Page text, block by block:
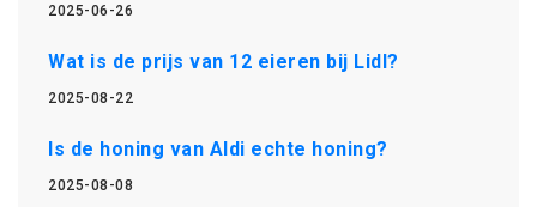
2025-06-26
Wat is de prijs van 12 eieren bij Lidl?
2025-08-22
Is de honing van Aldi echte honing?
2025-08-08